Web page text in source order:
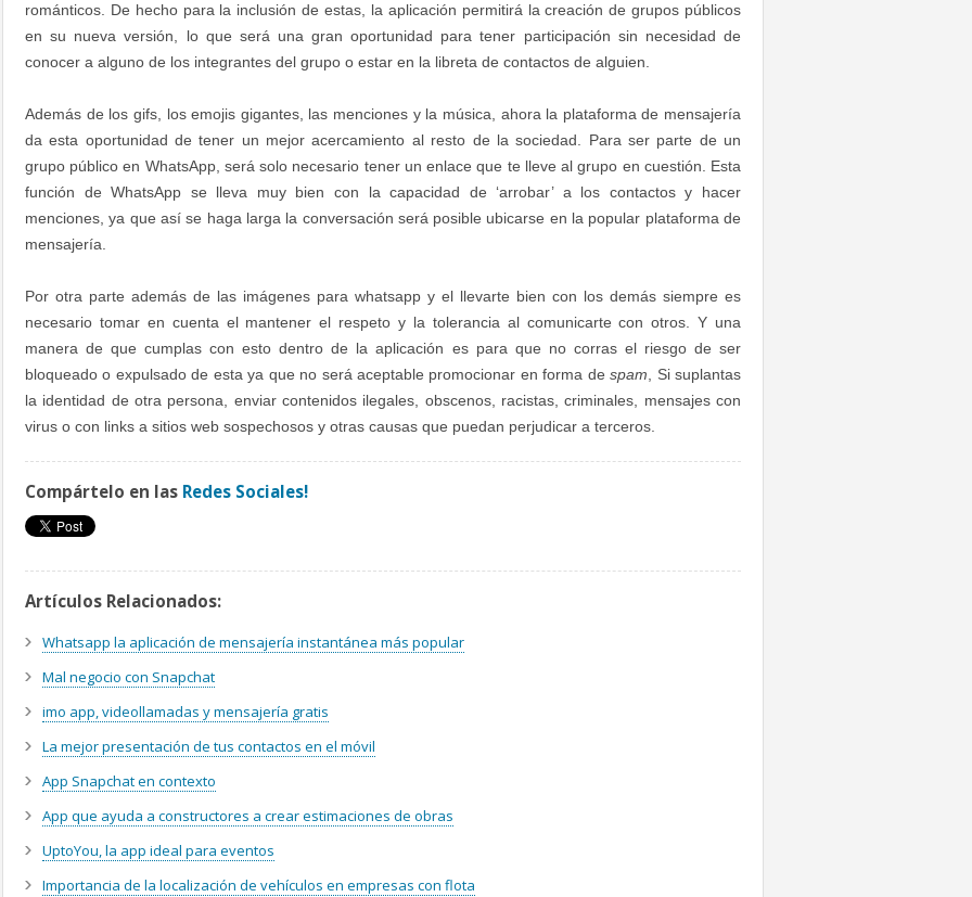
románticos. De hecho para la inclusión de estas, la aplicación permitirá la creación de grupos públicos
en su nueva versión, lo que será una gran oportunidad para tener participación sin necesidad de
conocer a alguno de los integrantes del grupo o estar en la libreta de contactos de alguien.
Además de los gifs, los emojis gigantes, las menciones y la música, ahora la plataforma de mensajería
da esta oportunidad de tener un mejor acercamiento al resto de la sociedad. Para ser parte de un
grupo público en WhatsApp, será solo necesario tener un enlace que te lleve al grupo en cuestión. Esta
función de WhatsApp se lleva muy bien con la capacidad de ‘arrobar’ a los contactos y hacer
menciones, ya que así se haga larga la conversación será posible ubicarse en la popular plataforma de
mensajería.
Por otra parte además de las imágenes para whatsapp y el llevarte bien con los demás siempre es
necesario tomar en cuenta el mantener el respeto y la tolerancia al comunicarte con otros. Y una
manera de que cumplas con esto dentro de la aplicación es para que no corras el riesgo de ser
bloqueado o expulsado de esta ya que no será aceptable promocionar en forma de spam
Si suplantas
la identidad de otra persona, enviar contenidos ilegales, obscenos, racistas, criminales, mensajes con
virus o con links a sitios web sospechosos y otras causas que puedan perjudicar a terceros.
Compártelo en las Redes Sociales!
Artículos Relacionados:
Whatsapp la aplicación de mensajería instantánea más popular
Mal negocio con Snapchat
imo app, videollamadas y mensajería gratis
La mejor presentación de tus contactos en el móvil
App Snapchat en contexto
App que ayuda a constructores a crear estimaciones de obras
UptoYou, la app ideal para eventos
Importancia de la localización de vehículos en empresas con flota